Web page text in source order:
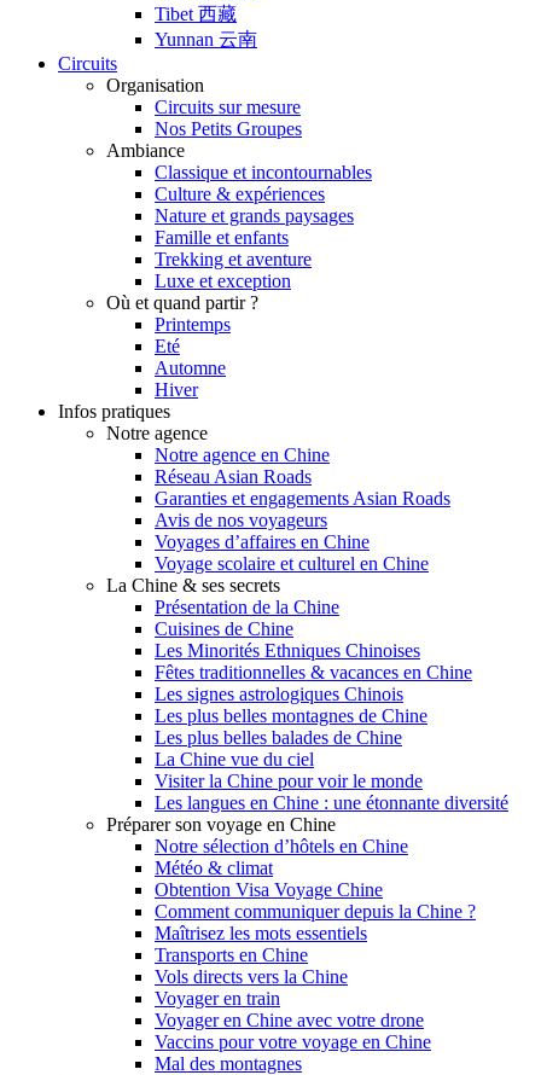
Tibet 西藏
Yunnan 云南
Circuits
Organisation
Circuits sur mesure
Nos Petits Groupes
Ambiance
Classique et incontournables
Culture & expériences
Nature et grands paysages
Famille et enfants
Trekking et aventure
Luxe et exception
Où et quand partir ?
Printemps
Eté
Automne
Hiver
Infos pratiques
Notre agence
Notre agence en Chine
Réseau Asian Roads
Garanties et engagements Asian Roads
Avis de nos voyageurs
Voyages d’affaires en Chine
Voyage scolaire et culturel en Chine
La Chine & ses secrets
Présentation de la Chine
Cuisines de Chine
Les Minorités Ethniques Chinoises
Fêtes traditionnelles & vacances en Chine
Les signes astrologiques Chinois
Les plus belles montagnes de Chine
Les plus belles balades de Chine
La Chine vue du ciel
Visiter la Chine pour voir le monde
Les langues en Chine : une étonnante diversité
Préparer son voyage en Chine
Notre sélection d’hôtels en Chine
Météo & climat
Obtention Visa Voyage Chine
Comment communiquer depuis la Chine ?
Maîtrisez les mots essentiels
Transports en Chine
Vols directs vers la Chine
Voyager en train
Voyager en Chine avec votre drone
Vaccins pour votre voyage en Chine
Mal des montagnes